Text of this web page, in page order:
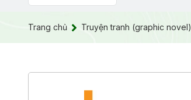
Trang chủ Truyện tranh (graphic novel)